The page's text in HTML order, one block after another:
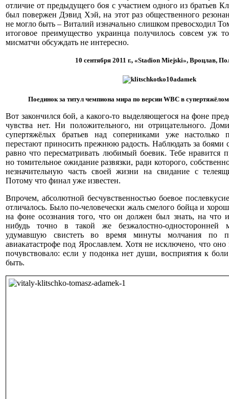
отличие от предыдущего боя с участием одного из братьев
был повержен Дэвид Хэй, на этот раз общественного
не могло быть – Виталий изначально слишком превосходил
итоговое преимущество украинца получилось совсем уж
мисматчи обсуждать не интересно.
10 сентября 2011 г., «Stadion Miejski», Вроцлав,
Поединок за титул чемпиона мира по версии WBC в
Вот закончился бой, а какого-то выделяющегося на фоне
чувства нет. Ни положительного, ни отрицательного.
супертяжёлых братьев над соперниками уже настолько
перестают приносить прежнюю радость. Наблюдать за боями
равно что пересматривать любимый боевик. Тебе нравится
но томительное ожидание развязки, ради которого,
незначительную часть своей жизни на свидание с
Потому что финал уже известен.
Впрочем, абсолютной бесчувственностью боевое
отличалось. Было по-человечески жаль смелого бойца и
на фоне осознания того, что он должен был знать, на что
нибудь точно в такой же безжалостно-односторонней
удумавшую свистеть во время минуты молчания по
авиакатастрофе под Ярославлем. Хотя не исключено, что
почувствовало: если у подонка нет души, восприятия к
быть.